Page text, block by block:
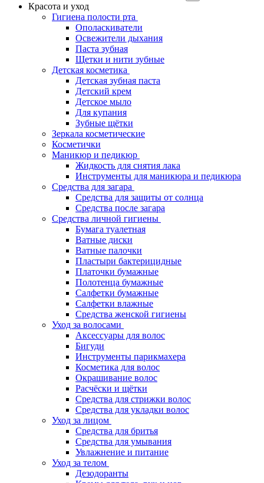
Красота и уход
Гигиена полости рта
Ополаскиватели
Освежители дыхания
Паста зубная
Щетки и нити зубные
Детская косметика
Детская зубная паста
Детский крем
Детское мыло
Для купания
Зубные щётки
Зеркала косметические
Косметички
Маникюр и педикюр
Жидкость для снятия лака
Инструменты для маникюра и педикюра
Средства для загара
Средства для защиты от солнца
Средства после загара
Средства личной гигиены
Бумага туалетная
Ватные диски
Ватные палочки
Пластыри бактерицидные
Платочки бумажные
Полотенца бумажные
Салфетки бумажные
Салфетки влажные
Средства женской гигиены
Уход за волосами
Аксессуары для волос
Бигуди
Инструменты парикмахера
Косметика для волос
Окрашивание волос
Расчёски и щётки
Средства для стрижки волос
Средства для укладки волос
Уход за лицом
Средства для бритья
Средства для умывания
Увлажнение и питание
Уход за телом
Дезодоранты